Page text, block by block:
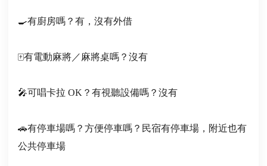
🍳有廚房嗎？有，沒有外借
🀄有電動麻將／麻將桌嗎？沒有
🎤可唱卡拉 OK？有視聽設備嗎？沒有
🚗有停車場嗎？方便停車嗎？民宿有停車場，附近也有
公共停車場